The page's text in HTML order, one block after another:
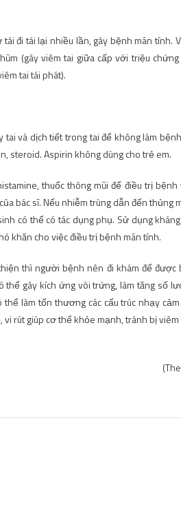
đi tái lại nhiều lần, gây bệnh mãn tính.
(gây viêm tai giữa cấp với triệu
tai tái phát).
và dịch tiết trong tai để không làm
steroid. Aspirin không dùng cho trẻ em.
thuốc thông mũi để điều trị
bác sĩ. Nếu nhiễm trùng dẫn đến thủng
có thể có tác dụng phụ. Sử dụng
khăn cho việc điều trị bệnh mãn tính.
thì người bệnh nên đi khám để được
gây kích ứng vòi trứng, làm tăng số
làm tổn thương các cấu trúc nhạy
rút giúp cơ thể khỏe mạnh, tránh bị viêm